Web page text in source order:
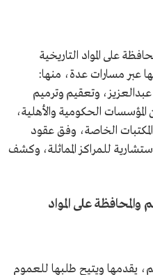
على المواد التاريخية
عبر مسارات عدة، منها:
عبدالعزيز، وتعقيم وترميم
المؤسسات الحكومية والأهلية،
الخاصة، وفق عقود
للمراكز المماثلة، وكشف
على المواد
يقدمها ويتيح طلبها للعموم